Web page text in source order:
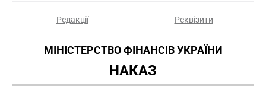
Редакції Реквізити
МІНІСТЕРСТВО ФІНАНСІВ УКРАЇНИ
НАКАЗ